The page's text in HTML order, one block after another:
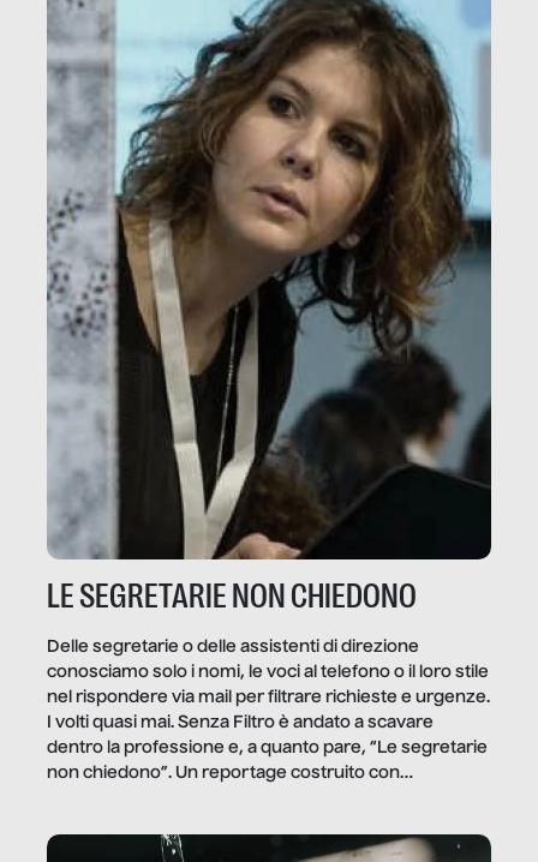
LE SEGRETARIE NON CHIEDONO
Delle segretarie o delle assistenti di direzione
conosciamo solo i nomi, le voci al telefono o il loro stile
nel rispondere via mail per filtrare richieste e urgenze.
I volti quasi mai. Senza Filtro è andato a scavare
dentro la professione e, a quanto pare, “Le segretarie
non chiedono”. Un reportage costruito con